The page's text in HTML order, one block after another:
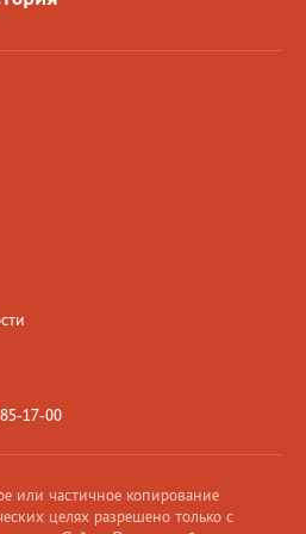
17-00
или частичное копирование
целях разрешено только с